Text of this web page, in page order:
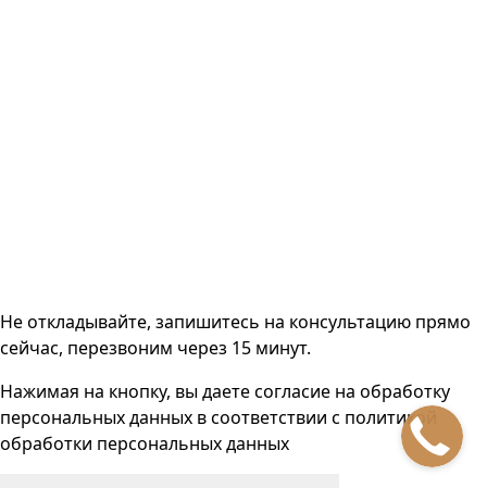
Не откладывайте, запишитесь на консультацию прямо
сейчас, перезвоним через 15 минут.
Нажимая на кнопку, вы даете согласие на обработку
персональных данных в соответствии с политикой
обработки персональных данных